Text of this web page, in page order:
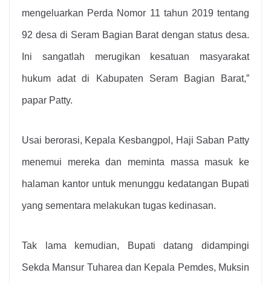
mengeluarkan Perda Nomor 11 tahun 2019 tentang
92 desa di Seram Bagian Barat dengan status desa.
Ini sangatlah merugikan kesatuan masyarakat
hukum adat di Kabupaten Seram Bagian Barat,”
papar Patty.
Usai berorasi, Kepala Kesbangpol, Haji Saban Patty
menemui mereka dan meminta massa masuk ke
halaman kantor untuk menunggu kedatangan Bupati
yang sementara melakukan tugas kedinasan.
Tak lama kemudian, Bupati datang didampingi
Sekda Mansur Tuharea dan Kepala Pemdes, Muksin